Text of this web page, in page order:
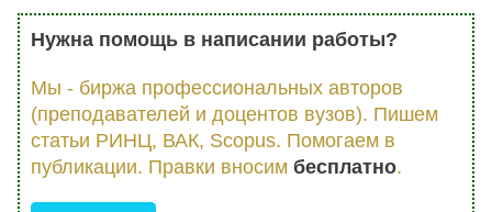
Нужна помощь в написании работы?
Мы - биржа профессиональных авторов
(преподавателей и доцентов вузов). Пишем
статьи РИНЦ, ВАК, Scopus. Помогаем в
публикации. Правки вносим бесплатно.